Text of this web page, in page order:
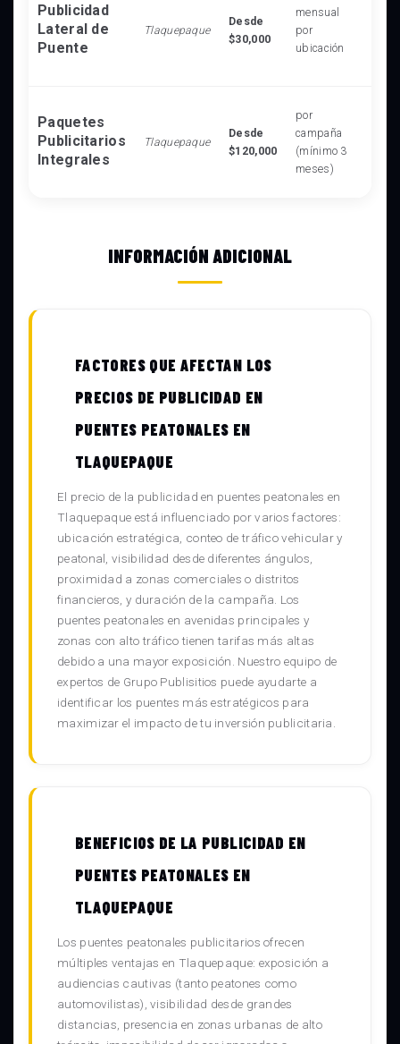
Publicidad
Lateral de
Puente
Tlaquepaque
Desde
$30,000
mensual
por
ubicación
Paquetes
Publicitarios
Integrales
Tlaquepaque
Desde
$120,000
por
campaña
(mínimo 3
meses)
INFORMACIÓN ADICIONAL
FACTORES QUE AFECTAN LOS
PRECIOS DE PUBLICIDAD EN
PUENTES PEATONALES EN
TLAQUEPAQUE
El precio de la publicidad en puentes peatonales en
Tlaquepaque está influenciado por varios factores:
ubicación estratégica, conteo de tráfico vehicular y
peatonal, visibilidad desde diferentes ángulos,
proximidad a zonas comerciales o distritos
financieros, y duración de la campaña. Los
puentes peatonales en avenidas principales y
zonas con alto tráfico tienen tarifas más altas
debido a una mayor exposición. Nuestro equipo de
expertos de Grupo Publisitios puede ayudarte a
identificar los puentes más estratégicos para
maximizar el impacto de tu inversión publicitaria.
BENEFICIOS DE LA PUBLICIDAD EN
PUENTES PEATONALES EN
TLAQUEPAQUE
Los puentes peatonales publicitarios ofrecen
múltiples ventajas en Tlaquepaque: exposición a
audiencias cautivas (tanto peatones como
automovilistas), visibilidad desde grandes
distancias, presencia en zonas urbanas de alto